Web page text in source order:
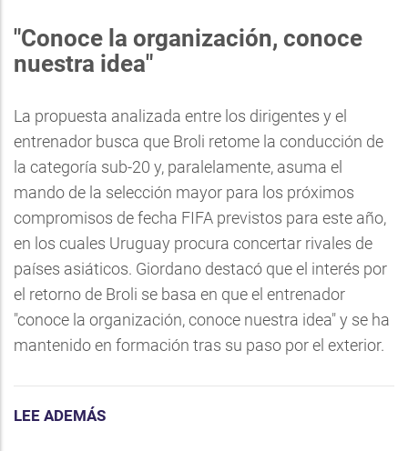
"Conoce la organización, conoce
nuestra idea"
La propuesta analizada entre los dirigentes y el
entrenador busca que Broli retome la conducción de
la categoría sub-20 y, paralelamente, asuma el
mando de la selección mayor para los próximos
compromisos de fecha FIFA previstos para este año,
en los cuales Uruguay procura concertar rivales de
países asiáticos. Giordano destacó que el interés por
el retorno de Broli se basa en que el entrenador
"conoce la organización, conoce nuestra idea" y se ha
mantenido en formación tras su paso por el exterior.
LEE ADEMÁS